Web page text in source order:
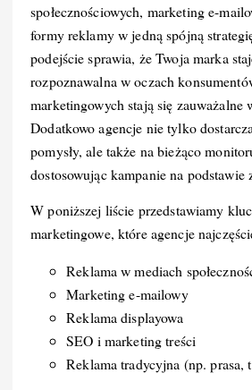
społecznościowych, marketing e-
formy reklamy w jedną spójną
podejście sprawia, że Twoja marka
rozpoznawalna w oczach
marketingowych stają się zauważalne
Dodatkowo agencje nie tylko
pomysły, ale także na bieżąco
dostosowując kampanie na podstawie
W poniższej liście przedstawiamy
marketingowe, które agencje
Reklama w mediach
Marketing e-mailowy
Reklama displayowa
SEO i marketing treści
Reklama tradycyjna (np. prasa,